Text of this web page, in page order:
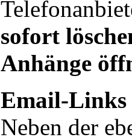
sofort
Anhänge
Email-Links
Neben der